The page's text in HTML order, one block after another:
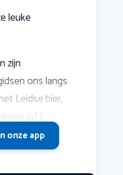
leuke
zijn
ons langs
Leidse bier,
(of t
onze app